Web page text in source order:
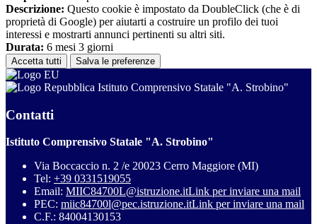
Descrizione: Questo cookie è impostato da DoubleClick (che è di
proprietà di Google) per aiutarti a costruire un profilo dei tuoi
interessi e mostrarti annunci pertinenti su altri siti.
Durata: 6 mesi 3 giorni
Accetta tutti Salva le preferenze
Istituto Comprensivo Statale "A. Strobino"
Contatti
Istituto Comprensivo Statale "A. Strobino"
Via Boccaccio n. 2 /e 20023 Cerro Maggiore (MI)
Tel: +39 0331519055
Email: MIIC84700L@istruzione.itLink per inviare una mail
PEC: miic84700l@pec.istruzione.itLink per inviare una mail
C.F.: 84004130153